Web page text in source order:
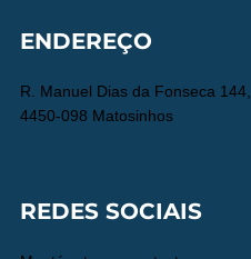
ENDEREÇO
R. Manuel Dias da Fonseca 144,
4450-098 Matosinhos
REDES SOCIAIS